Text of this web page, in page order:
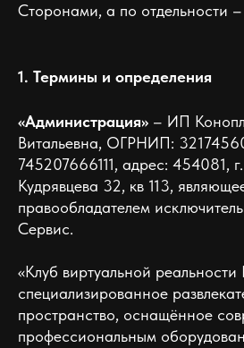
Сторонами, а по отдельности
1. Термины и определения
«Администрация» – ИП
Витальевна, ОГРНИП:
745207666111, адрес: 454081,
Кудрявцева 32, кв 113,
правообладателем
Сервис.
«Клуб виртуальной
специализированное
пространство, оснащённое
профессиональным